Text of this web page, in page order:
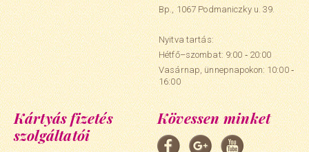
Bp., 1067 Podmaniczky u. 39.
Nyitva tartás:
Hétfő–szombat: 9:00 ‑ 20:00
Vasárnap, ünnepnapokon: 10:00 ‑
16:00
Kártyás fizetés
szolgáltatói
Kövessen minket